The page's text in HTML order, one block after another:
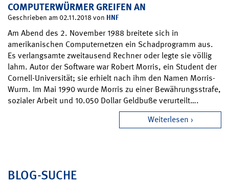
COMPUTERWÜRMER GREIFEN AN
Geschrieben am 02.11.2018 von HNF
Am Abend des 2. November 1988 breitete sich in
amerikanischen Computernetzen ein Schadprogramm aus.
Es verlangsamte zweitausend Rechner oder legte sie völlig
lahm. Autor der Software war Robert Morris, ein Student der
Cornell-Universität; sie erhielt nach ihm den Namen Morris-
Wurm. Im Mai 1990 wurde Morris zu einer Bewährungsstrafe,
sozialer Arbeit und 10.050 Dollar Geldbuße verurteilt….
Weiterlesen
BLOG-SUCHE